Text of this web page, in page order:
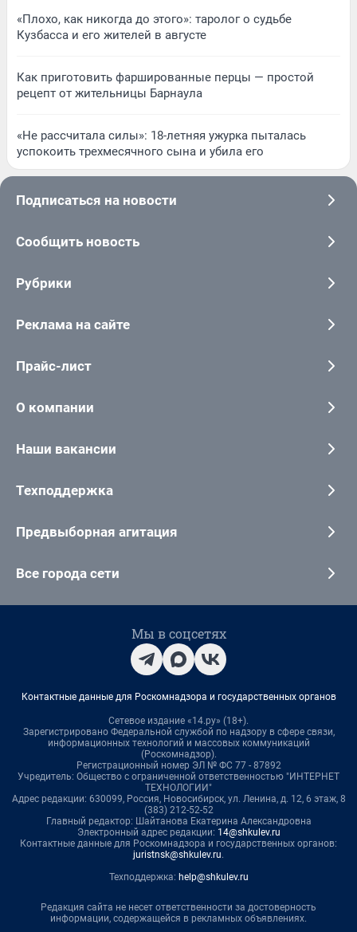
«Плохо, как никогда до этого»: таролог о судьбе
Кузбасса и его жителей в августе
Как приготовить фаршированные перцы — простой
рецепт от жительницы Барнаула
«Не рассчитала силы»: 18-летняя ужурка пыталась
успокоить трехмесячного сына и убила его
Подписаться на новости
Сообщить новость
Рубрики
Реклама на сайте
Прайс-лист
О компании
Наши вакансии
Техподдержка
Предвыборная агитация
Все города сети
Мы в соцсетях
Контактные данные для Роскомнадзора и государственных органов
Сетевое издание «14.ру» (18+).
Зарегистрировано Федеральной службой по надзору в сфере связи,
информационных технологий и массовых коммуникаций
(Роскомнадзор).
Регистрационный номер ЭЛ № ФС 77 - 87892
Учредитель: Общество с ограниченной ответственностью "ИНТЕРНЕТ
ТЕХНОЛОГИИ"
Адрес редакции: 630099, Россия, Новосибирск, ул. Ленина, д. 12, 6 этаж, 8
(383) 212-52-52
Главный редактор: Шайтанова Екатерина Александровна
Электронный адрес редакции: 14@shkulev.ru
Контактные данные для Роскомнадзора и государственных органов:
juristnsk@shkulev.ru.
Техподдержка: help@shkulev.ru
Редакция сайта не несет ответственности за достоверность
информации, содержащейся в рекламных объявлениях.